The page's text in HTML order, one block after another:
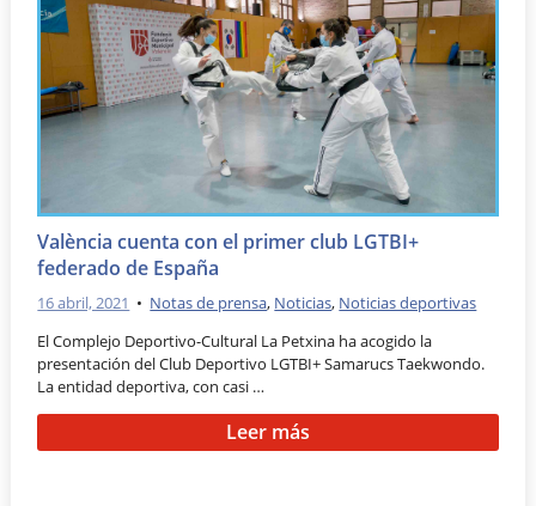
València cuenta con el primer club LGTBI+
federado de España
16 abril, 2021 • Notas de prensa, Noticias, Noticias deportivas
El Complejo Deportivo-Cultural La Petxina ha acogido la
presentación del Club Deportivo LGTBI+ Samarucs Taekwondo.
La entidad deportiva, con casi …
Leer más